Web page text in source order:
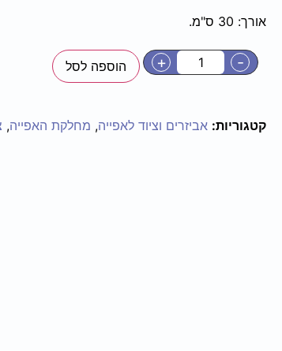
אורך: 30 ס"מ.
-
+ הוספה לסל
קטגוריות: אביזרים וציוד לאפייה, מחלקת האפייה,